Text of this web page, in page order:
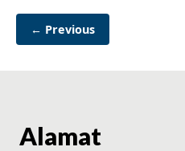
← Previous
Alamat